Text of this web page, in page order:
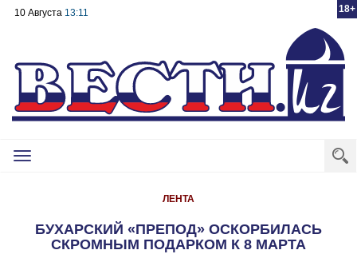
18+
10 Августа 13:11
Toggle
ЛЕНТА
БУХАРСКИЙ «ПРЕПОД» ОСКОРБИЛАСЬ
СКРОМНЫМ ПОДАРКОМ К 8 МАРТА